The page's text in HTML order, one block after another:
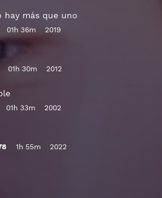
hay más que uno
01h 36m 2019
01h 30m 2012
01h 33m 2002
1h 55m 2022